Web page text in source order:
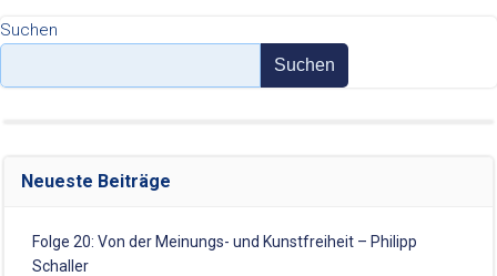
Suchen
Suchen
Neueste Beiträge
Folge 20: Von der Meinungs- und Kunstfreiheit – Philipp
Schaller